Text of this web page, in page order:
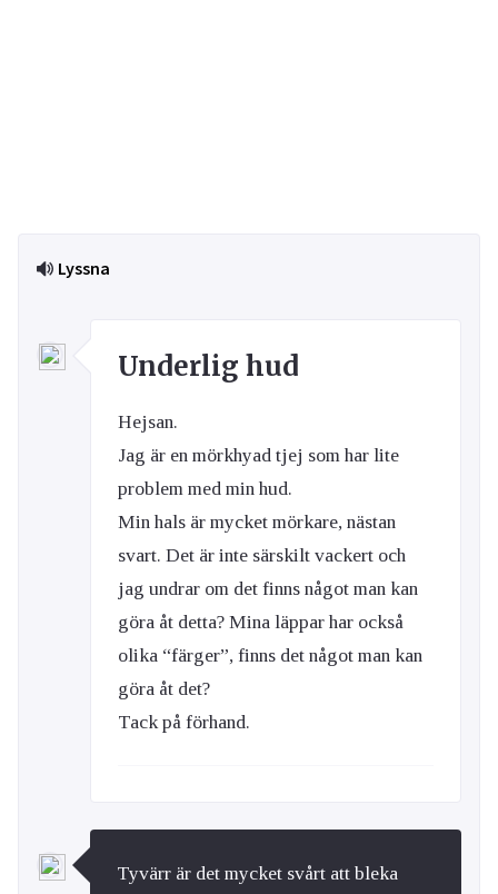
Lyssna
Underlig hud
Hejsan.
Jag är en mörkhyad tjej som har lite
problem med min hud.
Min hals är mycket mörkare, nästan
svart. Det är inte särskilt vackert och
jag undrar om det finns något man kan
göra åt detta? Mina läppar har också
olika “färger”, finns det något man kan
göra åt det?
Tack på förhand.
Tyvärr är det mycket svårt att bleka